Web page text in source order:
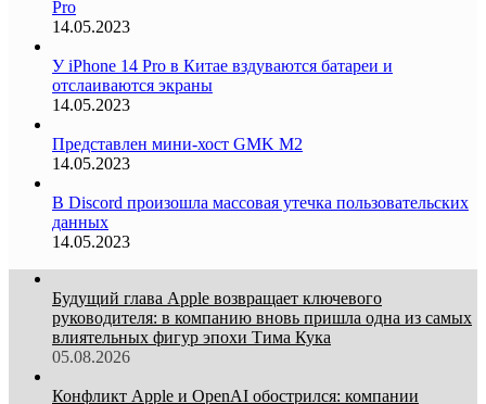
Pro
14.05.2023
У iPhone 14 Pro в Китае вздуваются батареи и
отслаиваются экраны
14.05.2023
Представлен мини-хост GMK M2
14.05.2023
В Discord произошла массовая утечка пользовательских
данных
14.05.2023
Будущий глава Apple возвращает ключевого
руководителя: в компанию вновь пришла одна из самых
влиятельных фигур эпохи Тима Кука
05.08.2026
Конфликт Apple и OpenAI обострился: компании